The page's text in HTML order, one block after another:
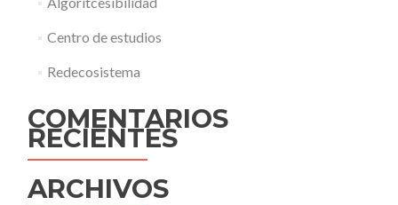
Centro de estudios
Redecosistema
COMENTARIOS
RECIENTES
ARCHIVOS